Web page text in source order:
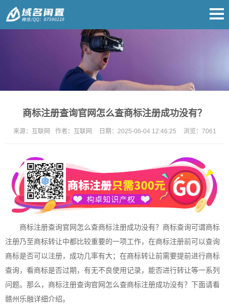
商标注册查询官网怎么查商标注册成功没有？
来源： 互联网 作者： 互联网 日期： 2025-06-04 12:46:25 浏览： 7061
商标注册查询官网怎么查商标注册成功没有？商标查询可谓商标
注册乃至商标转让中都比较重要的一项工作，在商标注册前可以查询
商标是否可以注册，成功几率有大；在商标转让前需要提前进行商标
查询，看商标是否过期，有无不良使用记录，能否进行转让等一系列
问题。那么，商标注册查询官网怎么查商标注册成功没有？下面请看
赣州乐融详细介绍。